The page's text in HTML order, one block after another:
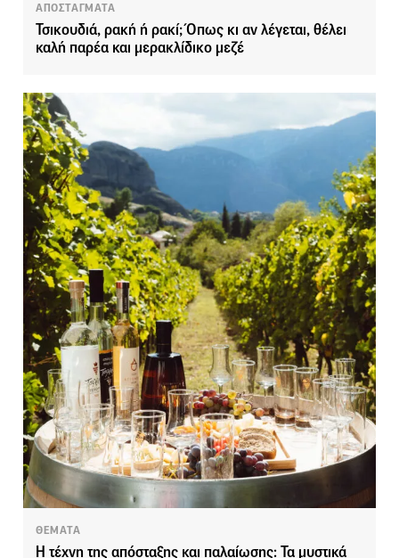
ΑΠΟΣΤΑΓΜΑΤΑ
Τσικουδιά, ρακή ή ρακί; Όπως κι αν λέγεται, θέλει
καλή παρέα και μερακλίδικο μεζέ
ΘΕΜΑΤΑ
Η τέχνη της απόσταξης και παλαίωσης: Τα μυστικά